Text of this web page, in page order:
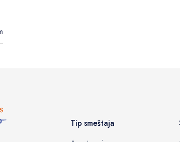
Tip smeštaja